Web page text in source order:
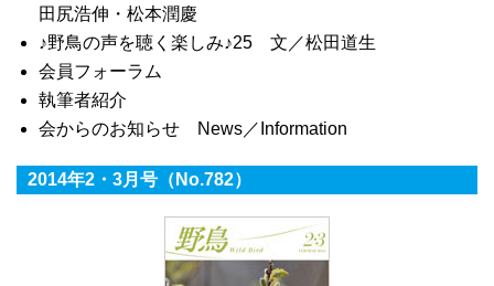
田尻浩伸・松本潤慶
♪野鳥の声を聴く楽しみ♪25 文／松田道生
会員フォーラム
執筆者紹介
会からのお知らせ News／Information
2014年2・3月号（No.782）